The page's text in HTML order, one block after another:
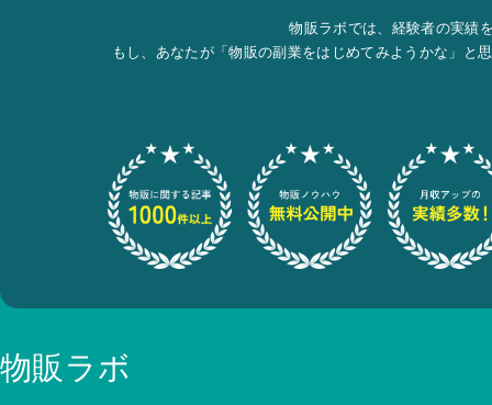
物販ラボでは、経験者の実績
もし、あなたが「物販の副業をはじめてみようかな」と
物販ラボ